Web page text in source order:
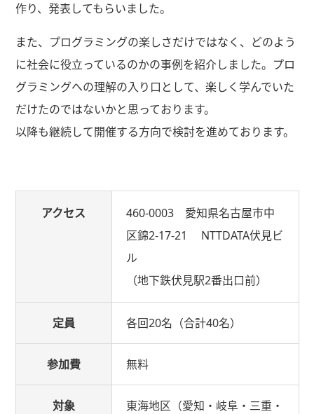
作り、発表してもらいました。
また、プログラミングの楽しさだけではなく、どのよう
に社会に役立っているのかの事例を紹介しました。プロ
グラミングへの理解の入り口として、楽しく学んでいた
だけたのではないかと思っております。
以降も継続して開催する方向で検討を進めております。
アクセス
460-0003 愛知県名古屋市中
区錦2-17-21 NTTDATA伏見ビ
ル
（地下鉄伏見駅2番出口前）
定員 各回20名（合計40名）
参加費 無料
対象 東海地区（愛知・岐阜・三重・